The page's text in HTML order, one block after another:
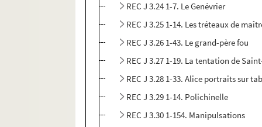
REC J 3.24 1-7. Le Genévrier
REC J 3.25 1-14. Les tréteaux de
REC J 3.26 1-43. Le grand-père fou
REC J 3.27 1-19. La tentation de
REC J 3.28 1-33. Alice portraits sur
REC J 3.29 1-14. Polichinelle
REC J 3.30 1-154. Manipulsations